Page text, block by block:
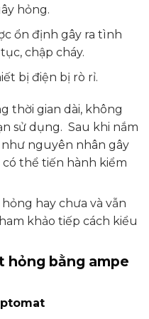
hỏng.
ổn định gây ra tình
chập cháy.
bị điện bị rò rỉ.
thời gian dài, không
sử dụng. Sau khi nắm
nguyên nhân gây
thể tiến hành kiểm
hay chưa và vẫn
khảo tiếp cách kiểu
hỏng bằng ampe